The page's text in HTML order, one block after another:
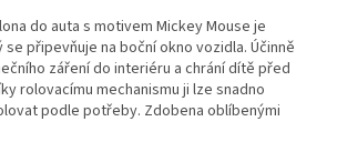
do auta s motivem Mickey Mouse je
připevňuje na boční okno vozidla. Účinně
záření do interiéru a chrání dítě před
rolovacímu mechanismu ji lze snadno
podle potřeby. Zdobena oblíbenými